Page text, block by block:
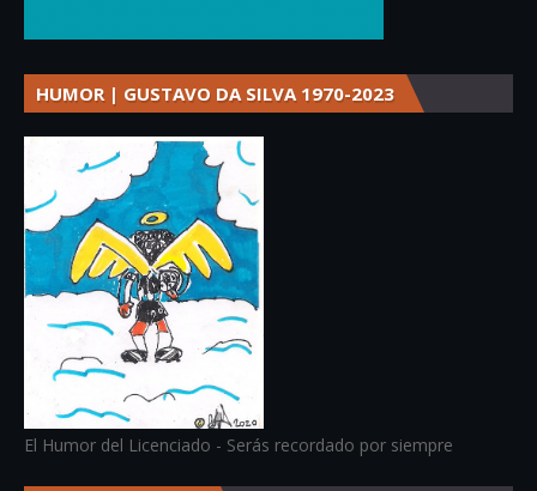
HUMOR | GUSTAVO DA SILVA 1970-2023
El Humor del Licenciado - Serás recordado por siempre